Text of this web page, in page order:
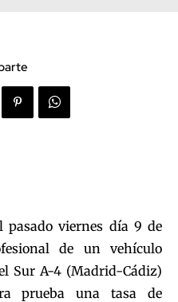
pasado viernes día 9 de
de un vehículo
Sur A-4 (Madrid-Cádiz)
prueba una tasa de